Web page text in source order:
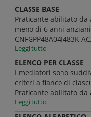
CLASSE BASE
Praticante abilitato da
meno di 6 anni
CNFGPP48A04I483K
Leggi tutto
ELENCO PER CLASSE
I mediatori sono
criteri a fianco di
Praticante abilitato da
Leggi tutto